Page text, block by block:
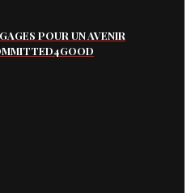
POUR UN AVENIR